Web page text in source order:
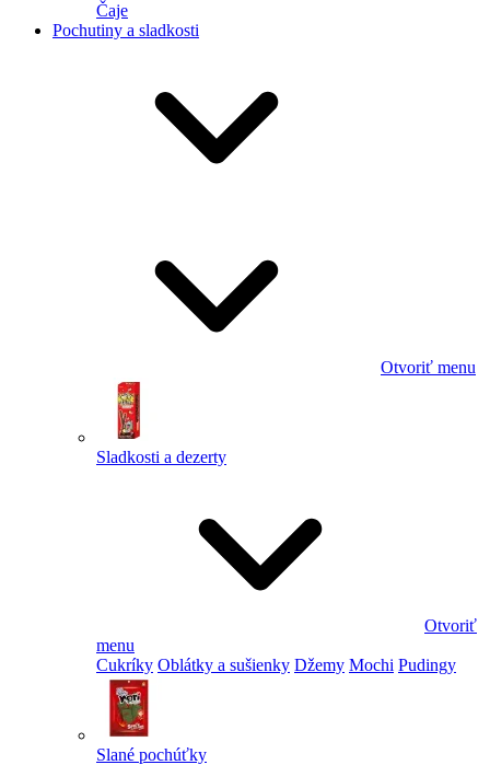
Čaje
Pochutiny a sladkosti
Otvoriť menu
Sladkosti a dezerty
Otvoriť
menu
Cukríky Oblátky a sušienky Džemy Mochi Pudingy
Slané pochúťky